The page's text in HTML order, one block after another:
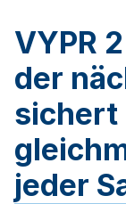
VYPR
der
sichert
jeder